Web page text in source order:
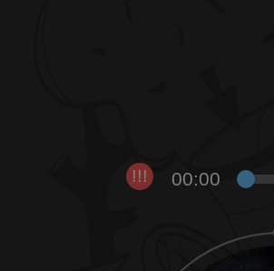
!!! 00:00